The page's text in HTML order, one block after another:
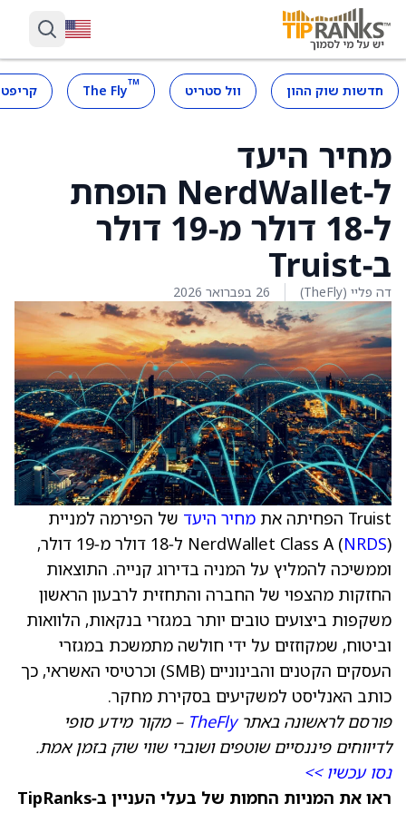
חדשות שוק ההון וול סטריט ™
The Fly
מחיר היעד
ל‑NerdWallet הופחת
ל‑18 דולר מ‑19 דולר
ב‑Truist
דה פליי (TheFly) 26 בפברואר 2026
Truist הפחיתה את מחיר היעד של הפירמה למניית
NerdWallet Class A (NRDS
) ל‑18 דולר מ‑19 דולר,
וממשיכה להמליץ על המניה בדירוג קנייה. התוצאות
החזקות מהצפוי של החברה והתחזית לרבעון הראשון
משקפות ביצועים טובים יותר במגזרי בנקאות, הלוואות
וביטוח, שמקוזזים על ידי חולשה מתמשכת במגזרי
העסקים הקטנים והבינוניים (SMB) וכרטיסי האשראי, כך
כותב האנליסט למשקיעים בסקירת מחקר.
פורסם לראשונה באתרTheFly – מקור מידע סופי
לדיווחים פיננסיים שוטפים ושוברי שווי שוק בזמן אמת.
נסו עכשיו >>
ראו את המניות החמות של בעלי העניין ב‑TipRanks